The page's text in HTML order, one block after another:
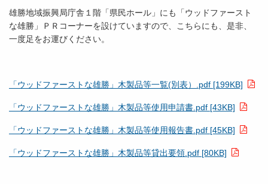
雄勝地域振興局庁舎１階「県民ホール」にも「ウッドファースト
な雄勝」ＰＲコーナーを設けていますので、こちらにも、是非、
一度足をお運びください。
「ウッドファーストな雄勝」木製品等一覧(別表）.pdf [199KB]
「ウッドファーストな雄勝」木製品等使用申請書.pdf [43KB]
「ウッドファーストな雄勝」木製品等使用報告書.pdf [45KB]
「ウッドファーストな雄勝」木製品等貸出要領.pdf [80KB]